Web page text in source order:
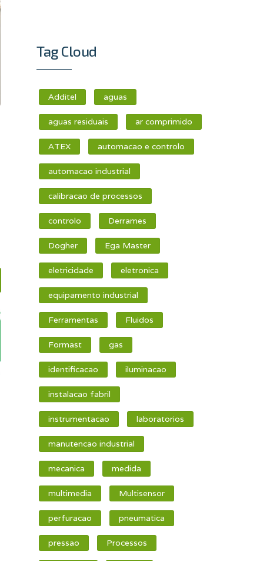
Tag Cloud
Additel aguas
aguas residuais ar comprimido
ATEX automacao e controlo
automacao industrial
calibracao de processos
controlo Derrames
Dogher Ega Master
eletricidade eletronica
equipamento industrial
Ferramentas Fluidos
Formast gas
identificacao iluminacao
instalacao fabril
instrumentacao laboratorios
manutencao industrial
mecanica medida
multimedia Multisensor
perfuracao pneumatica
pressao Processos